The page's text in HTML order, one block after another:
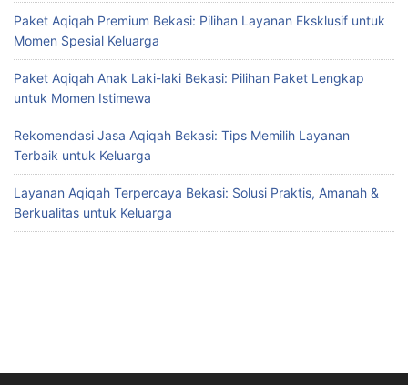
Paket Aqiqah Premium Bekasi: Pilihan Layanan Eksklusif untuk
Momen Spesial Keluarga
Paket Aqiqah Anak Laki-laki Bekasi: Pilihan Paket Lengkap
untuk Momen Istimewa
Rekomendasi Jasa Aqiqah Bekasi: Tips Memilih Layanan
Terbaik untuk Keluarga
Layanan Aqiqah Terpercaya Bekasi: Solusi Praktis, Amanah &
Berkualitas untuk Keluarga